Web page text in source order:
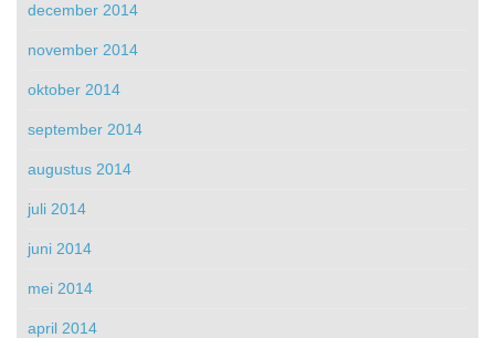
december 2014
november 2014
oktober 2014
september 2014
augustus 2014
juli 2014
juni 2014
mei 2014
april 2014